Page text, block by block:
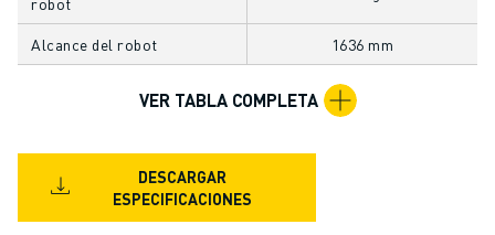
MANIPULACIÓN DE MATERIALES
PINTURA
SOLDADURA POR PUNTOS
CORTE POR HILO EDM
CASOS PRÁCTICOS
Alcance del robot 1636 mm
VER TABLA COMPLETA
DESCARGAR
ESPECIFICACIONES